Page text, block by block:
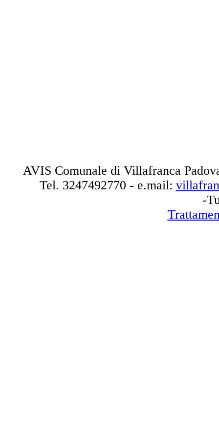
AVIS Comunale di Villafranca
Tel. 3247492770 - e.mail:
-